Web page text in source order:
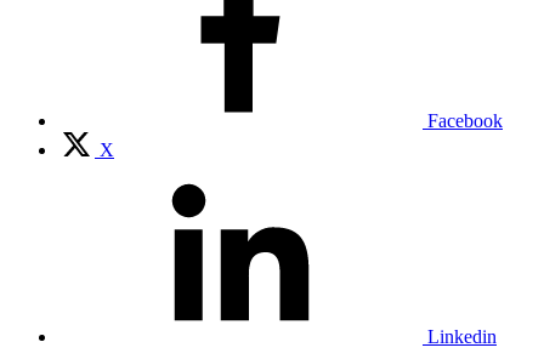
Facebook
X
Linkedin